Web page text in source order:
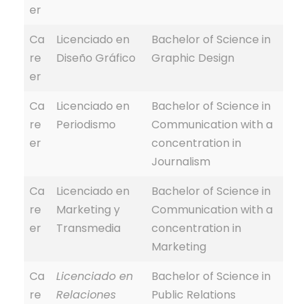
er
Ca
re
er
Licenciado en
Diseño Gráfico
Bachelor of Science in
Graphic Design
Ca
re
er
Licenciado en
Periodismo
Bachelor of Science in
Communication with a
concentration in
Journalism
Ca
re
er
Licenciado en
Marketing y
Transmedia
Bachelor of Science in
Communication with a
concentration in
Marketing
Ca
re
Licenciado en
Relaciones
Bachelor of Science in
Public Relations